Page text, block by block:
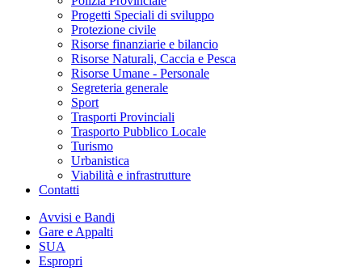
Progetti Speciali di sviluppo
Protezione civile
Risorse finanziarie e bilancio
Risorse Naturali, Caccia e Pesca
Risorse Umane - Personale
Segreteria generale
Sport
Trasporti Provinciali
Trasporto Pubblico Locale
Turismo
Urbanistica
Viabilità e infrastrutture
Contatti
Avvisi e Bandi
Gare e Appalti
SUA
Espropri